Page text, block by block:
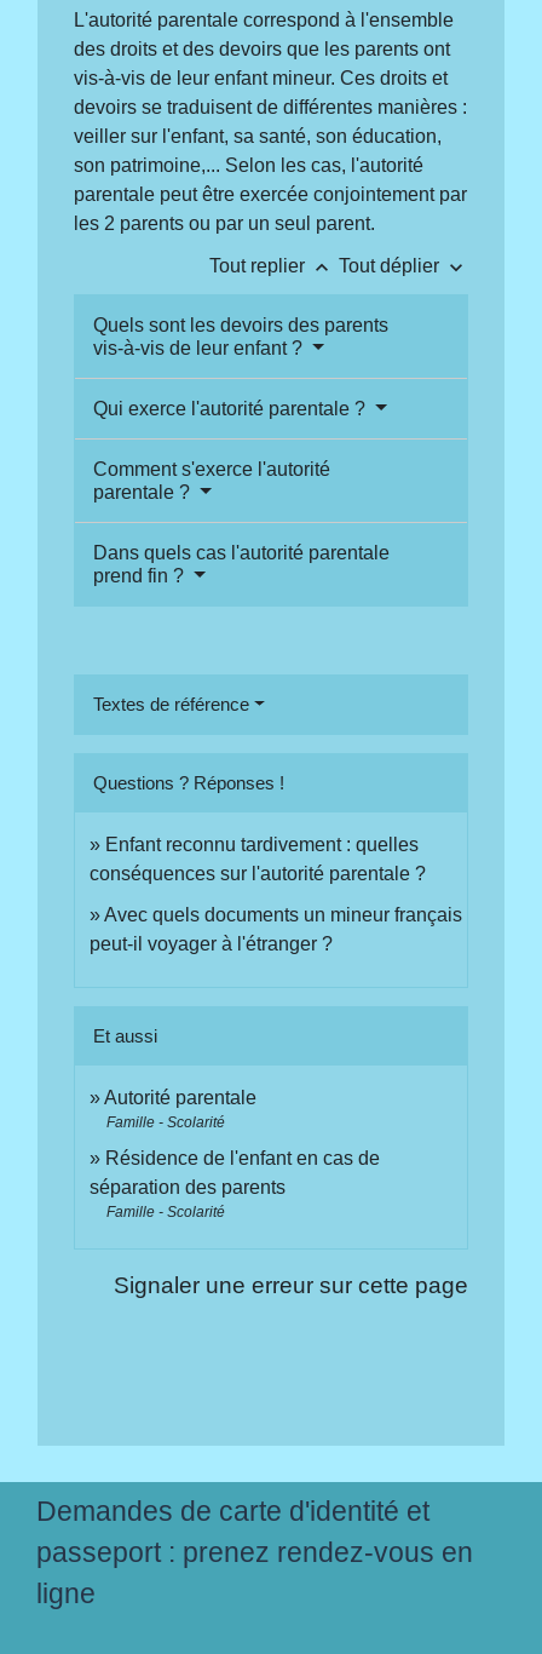
L'autorité parentale correspond à l'ensemble
des droits et des devoirs que les parents ont
vis-à-vis de leur enfant mineur. Ces droits et
devoirs se traduisent de différentes manières :
veiller sur l'enfant, sa santé, son éducation,
son patrimoine,... Selon les cas, l'autorité
parentale peut être exercée conjointement par
les 2 parents ou par un seul parent.
Tout replier keyboard_arrow_up Tout déplier keyboard_arrow_down
Quels sont les devoirs des parents
vis-à-vis de leur enfant ?
Qui exerce l'autorité parentale ?
Comment s'exerce l'autorité
parentale ?
Dans quels cas l'autorité parentale
prend fin ?
Textes de référence
Questions ? Réponses !
Enfant reconnu tardivement : quelles
conséquences sur l'autorité parentale ?
Avec quels documents un mineur français
peut-il voyager à l'étranger ?
Et aussi
Autorité parentale
Famille - Scolarité
Résidence de l'enfant en cas de
séparation des parents
Famille - Scolarité
Signaler une erreur sur cette page
Demandes de carte d'identité et
passeport : prenez rendez-vous en
ligne